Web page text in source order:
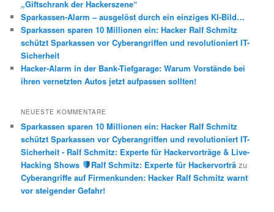
„Giftschrank der Hackerszene“
Sparkassen-Alarm – ausgelöst durch ein einziges KI-Bild…
Sparkassen sparen 10 Millionen ein: Hacker Ralf Schmitz
schützt Sparkassen vor Cyberangriffen und revolutioniert IT-
Sicherheit
Hacker-Alarm in der Bank-Tiefgarage: Warum Vorstände bei
ihren vernetzten Autos jetzt aufpassen sollten!
NEUESTE KOMMENTARE
Sparkassen sparen 10 Millionen ein: Hacker Ralf Schmitz
schützt Sparkassen vor Cyberangriffen und revolutioniert IT-
Sicherheit - Ralf Schmitz: Experte für Hackervorträge & Live-
Hacking Shows
Ralf Schmitz: Experte für Hackervorträzu
Cyberangriffe auf Firmenkunden: Hacker Ralf Schmitz warnt
vor steigender Gefahr!